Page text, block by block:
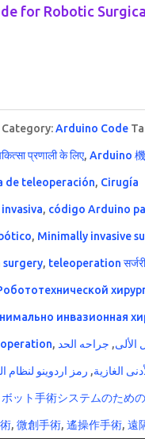
for Robotic
Category:Arduino Code
प्रणाली के लिए, Arduino
de teleoperación, Cirugía
, código Arduino
, Minimally invasive
, teleoperation सर्जरी
инвазионная
, الألى, جراحه الحد
الغازية, رمز اردوينو لنظام
ボット手術システムのため
, 微創手術, 遙操作手術, 遠